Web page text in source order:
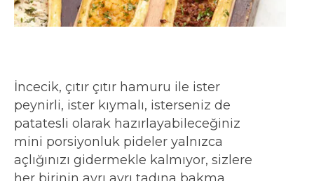
İncecik, çıtır çıtır hamuru ile ister
peynirli, ister kıymalı, isterseniz de
patatesli olarak hazırlayabileceğiniz
mini porsiyonluk pideler yalnızca
açlığınızı gidermekle kalmıyor, sizlere